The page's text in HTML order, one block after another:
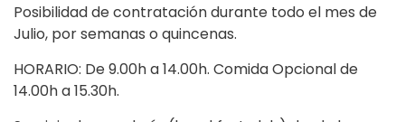
Posibilidad de contratación durante todo el mes de
Julio, por semanas o quincenas.
HORARIO: De 9.00h a 14.00h. Comida Opcional de
14.00h a 15.30h.